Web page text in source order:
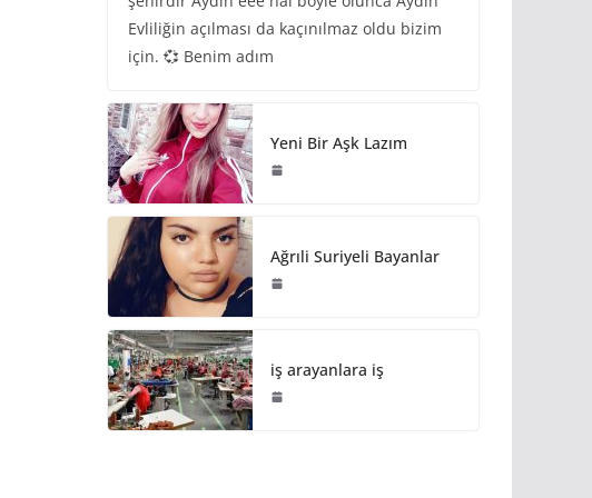
Evliliğin açılması da kaçınılmaz oldu bizim
için. 💞 Benim adım
Yeni Bir Aşk Lazım
Ağrıli Suriyeli Bayanlar
iş arayanlara iş